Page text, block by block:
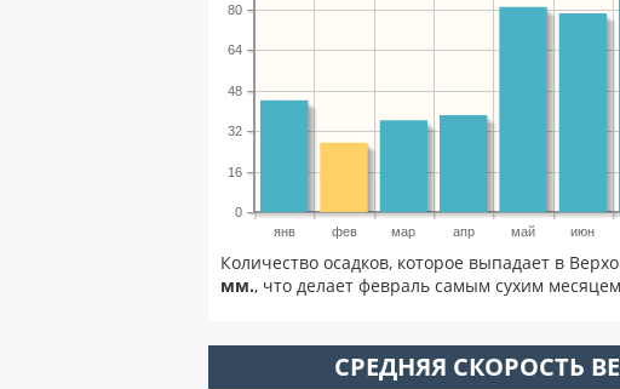
янв фев мар апр май июн
0
16
32
48
64
80
Количество осадков, которое выпадает в
мм., что делает февраль самым сухим
СРЕДНЯЯ СКОРОСТЬ